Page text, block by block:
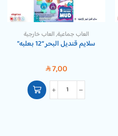
العاب جماعية,العاب خارجية
سلايم قنديل البحر “12 بعلبه”
SAR7,00